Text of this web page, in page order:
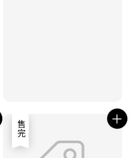
售完